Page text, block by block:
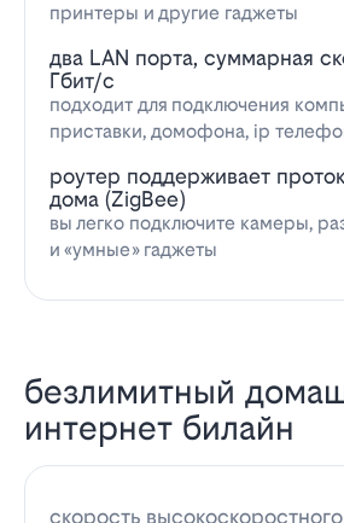
принтеры и другие гаджеты
два LAN порта, суммарная
Гбит/с
подходит для подключения
приставки, домофона, ip
роутер поддерживает
дома (ZigBee)
вы легко подключите камеры,
и «умные» гаджеты
безлимитный
интернет билайн
скорость